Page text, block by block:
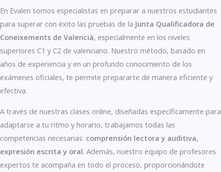
En Evalen somos especialistas en preparar a nuestros estudiantes
para superar con éxito las pruebas de la Junta Qualificadora de
Coneixements de Valencià, especialmente en los niveles
superiores C1 y C2 de valenciano. Nuestro método, basado en
años de experiencia y en un profundo conocimiento de los
exámenes oficiales, te permite prepararte de manera eficiente y
efectiva.
A través de nuestras clases online, diseñadas específicamente para
adaptarse a tu ritmo y horario, trabajamos todas las
competencias necesarias: comprensión lectora y auditiva,
expresión escrita y oral. Además, nuestro equipo de profesores
expertos te acompaña en todo el proceso, proporcionándote